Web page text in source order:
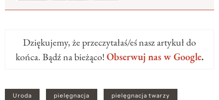
Dziękujemy, że przeczytałaś/eś nasz artykuł do
końca. Bądź na bieżąco!Obserwuj nas w Google.
Uroda pielęgnacja pielęgnacja twarzy